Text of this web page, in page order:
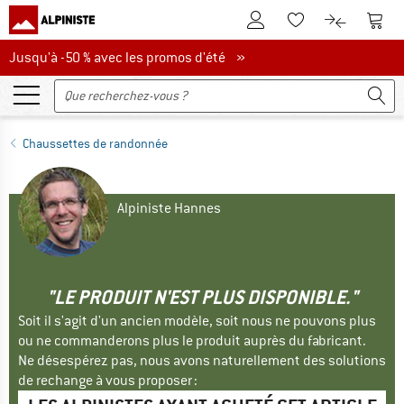
Vers le compte client
Vers la liste
Vers le
Jusqu'à -50 % avec les promos d'été
Jusqu'à -50 % avec les promos d'été »
Chaussettes de randonnée
Alpiniste Hannes
"LE PRODUIT N'EST PLUS DISPONIBLE."
Soit il s'agit d'un ancien modèle, soit nous ne pouvons plus
ou ne commanderons plus le produit auprès du fabricant.
Ne désespérez pas, nous avons naturellement des solutions
de rechange à vous proposer :